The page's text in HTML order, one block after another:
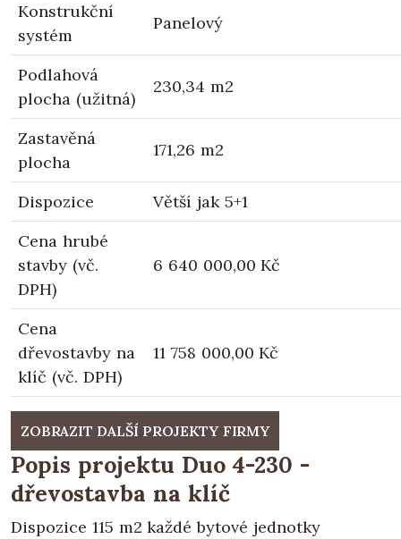
Konstrukční
systém
Panelový
Podlahová
plocha (užitná)
230,34 m2
Zastavěná
plocha
171,26 m2
Dispozice
Větší jak 5+1
Cena hrubé
stavby (vč.
DPH)
6 640 000,00 Kč
Cena
dřevostavby na
klíč (vč. DPH)
11 758 000,00 Kč
ZOBRAZIT DALŠÍ PROJEKTY FIRMY
Popis projektu Duo 4-230 -
dřevostavba na klíč
Dispozice 115 m2 každé bytové jednotky